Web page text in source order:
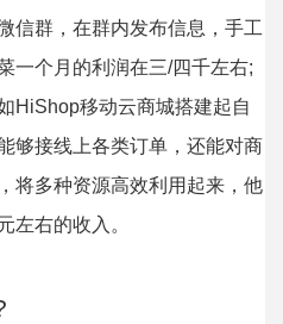
信群，在群内发布信息，手工
一个月的利润在三/四千左右;
HiShop移动云商城搭建起自
够接线上各类订单，还能对商
将多种资源高效利用起来，他
左右的收入。